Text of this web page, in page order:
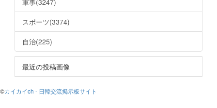
スポーツ(3374)
自治(225)
最近の投稿画像
©カイカイch - 日韓交流掲示板サイト